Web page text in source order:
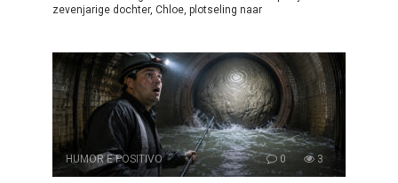
zevenjarige dochter, Chloe, plotseling naar
HUMOR E POSITIVO 0 3